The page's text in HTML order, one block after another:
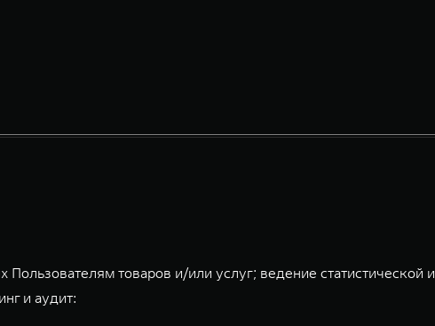
Пользователям товаров и/или услуг; ведение статистической и
и аудит: